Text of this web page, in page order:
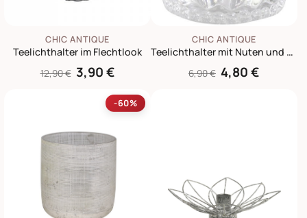
CHIC ANTIQUE
Teelichthalter im Flechtlook
12,90 € 3,90 €
CHIC ANTIQUE
Teelichthalter mit Nuten und Perlenkante
6,90 € 4,80 €
-60%